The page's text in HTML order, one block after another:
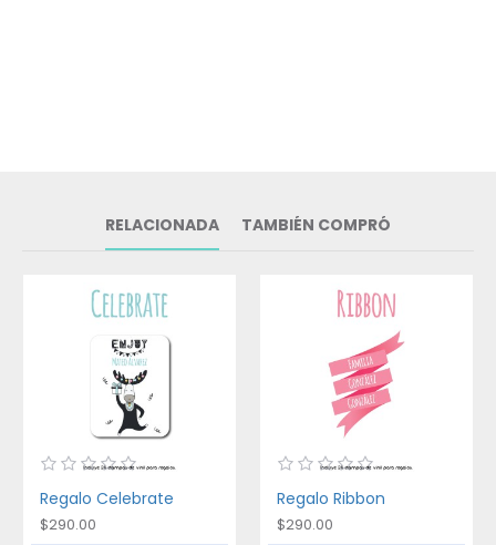
RELACIONADA TAMBIÉN COMPRÓ
Regalo Celebrate
$290.00
Regalo Ribbon
$290.00